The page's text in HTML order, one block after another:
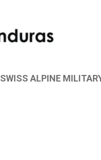
SWISS ALPINE